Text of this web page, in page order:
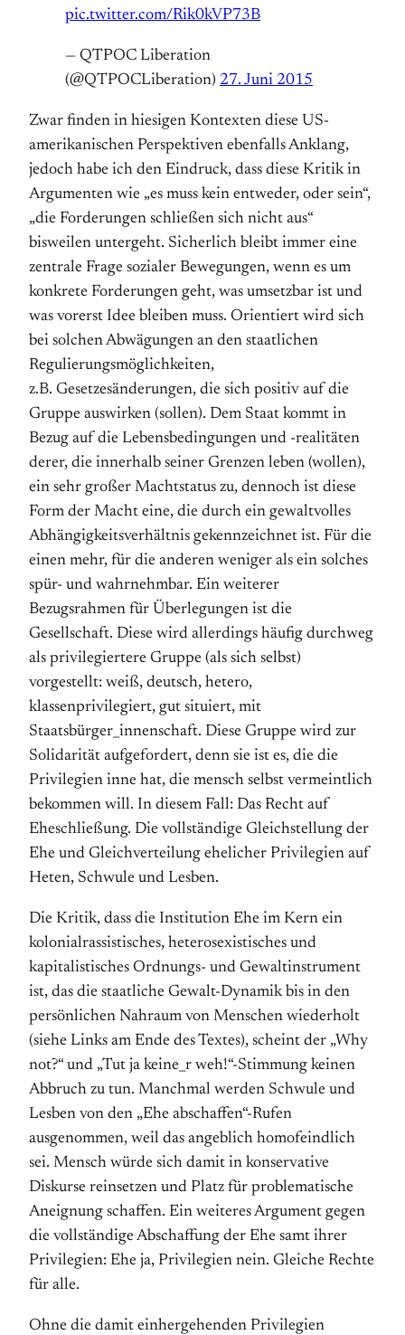
pic.twitter.com/Rik0kVP73B
— QTPOC Liberation
(@QTPOCLiberation) 27. Juni 2015
Zwar finden in hiesigen Kontexten diese US-
amerikanischen Perspektiven ebenfalls Anklang,
jedoch habe ich den Eindruck, dass diese Kritik in
Argumenten wie „es muss kein entweder, oder sein“,
„die Forderungen schließen sich nicht aus“
bisweilen untergeht. Sicherlich bleibt immer eine
zentrale Frage sozialer Bewegungen, wenn es um
konkrete Forderungen geht, was umsetzbar ist und
was vorerst Idee bleiben muss. Orientiert wird sich
bei solchen Abwägungen an den staatlichen
Regulierungsmöglichkeiten,
z.B. Gesetzesänderungen, die sich positiv auf die
Gruppe auswirken (sollen). Dem Staat kommt in
Bezug auf die Lebensbedingungen und -realitäten
derer, die innerhalb seiner Grenzen leben (wollen),
ein sehr großer Machtstatus zu, dennoch ist diese
Form der Macht eine, die durch ein gewaltvolles
Abhängigkeitsverhältnis gekennzeichnet ist. Für die
einen mehr, für die anderen weniger als ein solches
spür- und wahrnehmbar. Ein weiterer
Bezugsrahmen für Überlegungen ist die
Gesellschaft. Diese wird allerdings häufig durchweg
als privilegiertere Gruppe (als sich selbst)
vorgestellt: weiß, deutsch, hetero,
klassenprivilegiert, gut situiert, mit
Staatsbürger_innenschaft. Diese Gruppe wird zur
Solidarität aufgefordert, denn sie ist es, die die
Privilegien inne hat, die mensch selbst vermeintlich
bekommen will. In diesem Fall: Das Recht auf
Eheschließung. Die vollständige Gleichstellung der
Ehe und Gleichverteilung ehelicher Privilegien auf
Heten, Schwule und Lesben.
Die Kritik, dass die Institution Ehe im Kern ein
kolonialrassistisches, heterosexistisches und
kapitalistisches Ordnungs- und Gewaltinstrument
ist, das die staatliche Gewalt-Dynamik bis in den
persönlichen Nahraum von Menschen wiederholt
(siehe Links am Ende des Textes), scheint der „Why
not?“ und „Tut ja keine_r weh!“-Stimmung keinen
Abbruch zu tun. Manchmal werden Schwule und
Lesben von den „Ehe abschaffen“-Rufen
ausgenommen, weil das angeblich homofeindlich
sei. Mensch würde sich damit in konservative
Diskurse reinsetzen und Platz für problematische
Aneignung schaffen. Ein weiteres Argument gegen
die vollständige Abschaffung der Ehe samt ihrer
Privilegien: Ehe ja, Privilegien nein. Gleiche Rechte
für alle.
Ohne die damit einhergehenden Privilegien